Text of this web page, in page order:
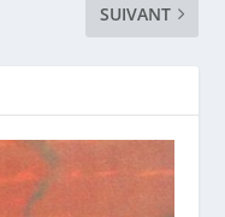
SUIVANT